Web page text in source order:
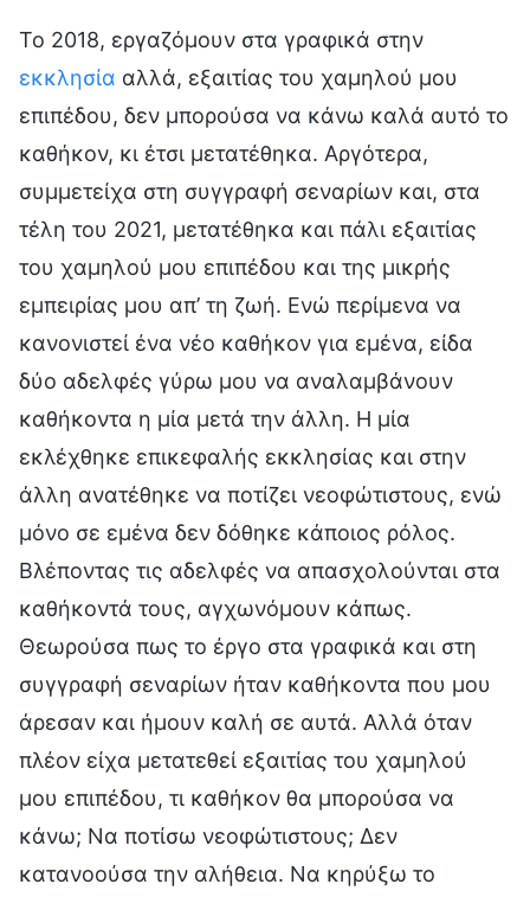
Το 2018, εργαζόμουν στα γραφικά στην
εκκλησία αλλά, εξαιτίας του χαμηλού μου
επιπέδου, δεν μπορούσα να κάνω καλά αυτό το
καθήκον, κι έτσι μετατέθηκα. Αργότερα,
συμμετείχα στη συγγραφή σεναρίων και, στα
τέλη του 2021, μετατέθηκα και πάλι εξαιτίας
του χαμηλού μου επιπέδου και της μικρής
εμπειρίας μου απ’ τη ζωή. Ενώ περίμενα να
κανονιστεί ένα νέο καθήκον για εμένα, είδα
δύο αδελφές γύρω μου να αναλαμβάνουν
καθήκοντα η μία μετά την άλλη. Η μία
εκλέχθηκε επικεφαλής εκκλησίας και στην
άλλη ανατέθηκε να ποτίζει νεοφώτιστους, ενώ
μόνο σε εμένα δεν δόθηκε κάποιος ρόλος.
Βλέποντας τις αδελφές να απασχολούνται στα
καθήκοντά τους, αγχωνόμουν κάπως.
Θεωρούσα πως το έργο στα γραφικά και στη
συγγραφή σεναρίων ήταν καθήκοντα που μου
άρεσαν και ήμουν καλή σε αυτά. Αλλά όταν
πλέον είχα μετατεθεί εξαιτίας του χαμηλού
μου επιπέδου, τι καθήκον θα μπορούσα να
κάνω; Να ποτίσω νεοφώτιστους; Δεν
κατανοούσα την αλήθεια. Να κηρύξω το